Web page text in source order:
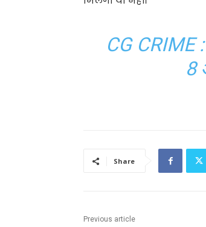
CG CRIME
8
Share
Previous article